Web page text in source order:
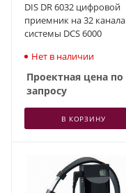
DIS DR 6032 цифровой
приемник на 32 канала
системы DCS 6000
Нет в наличии
Проектная цена по
запросу
В КОРЗИНУ